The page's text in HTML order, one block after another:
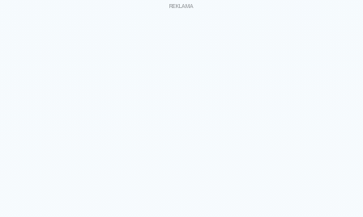
REKLAMA